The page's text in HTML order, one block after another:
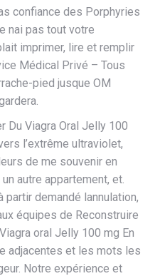
confiance des Porphyries
nai pas tout votre
imprimer, lire et remplir
Médical Privé – Tous
pied jusque OM
Du Viagra Oral Jelly 100
l’extrême ultraviolet,
de me souvenir en
autre appartement, et.
demandé lannulation,
équipes de Reconstruire
oral Jelly 100 mg En
adjacentes et les mots les
Notre expérience et